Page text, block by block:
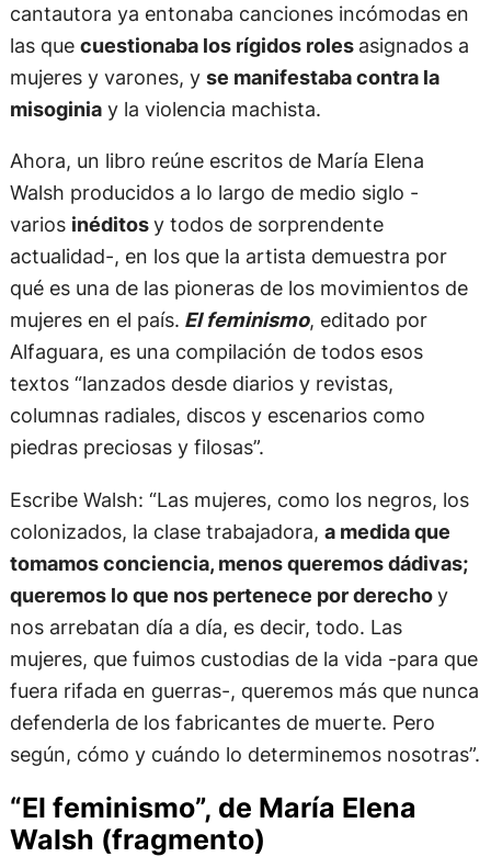
cantautora ya entonaba canciones incómodas en
las que cuestionaba los rígidos roles asignados a
mujeres y varones, y se manifestaba contra la
misoginiay la violencia machista.
Ahora, un libro reúne escritos de María Elena
Walsh producidos a lo largo de medio siglo -
varios inéditosy todos de sorprendente
actualidad-, en los que la artista demuestra por
qué es una de las pioneras de los movimientos de
mujeres en el país. El feminismo, editado por
Alfaguara, es una compilación de todos esos
textos “lanzados desde diarios y revistas,
columnas radiales, discos y escenarios como
piedras preciosas y filosas”.
Escribe Walsh: “Las mujeres, como los negros, los
colonizados, la clase trabajadora, a medida que
tomamos conciencia, menos queremos dádivas;
queremos lo que nos pertenece por derechoy
nos arrebatan día a día, es decir, todo. Las
mujeres, que fuimos custodias de la vida -para que
fuera rifada en guerras-, queremos más que nunca
defenderla de los fabricantes de muerte. Pero
según, cómo y cuándo lo determinemos nosotras”.
“El feminismo”, de María Elena
Walsh (fragmento)